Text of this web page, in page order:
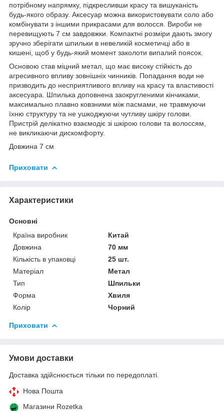
потрібному напрямку, підкресливши красу та вишуканість
будь-якого образу. Аксесуар можна використовувати соло або
комбінувати з іншими прикрасами для волосся. Вироби не
перевищують 7 см завдовжки. Компактні розміри дають змогу
зручно зберігати шпильки в невеликій косметичці або в
кишені, щоб у будь-який момент заколоти випалий поясок.
Основою став міцний метал, що має високу стійкість до
агресивного впливу зовнішніх чинників. Попадання води не
призводить до несприятливого впливу на красу та властивості
аксесуара. Шпилька доповнена заокругленими кінчиками,
максимально плавно ковзними між пасмами, не травмуючи
їхню структуру та не ушкоджуючи чутливу шкіру голови.
Пристрій делікатно взаємодіє зі шкірою голови та волоссям,
не викликаючи дискомфорту.
Довжина 7 см
Приховати
Характеристики
Основні
Країна виробник
Китай
Довжина
70 мм
Кількість в упаковці
25 шт.
Матеріал
Метал
Тип
Шпильки
Форма
Хвиля
Колір
Чорний
Приховати
Умови доставки
Доставка здійснюється тільки по передоплаті.
Нова Пошта
Магазини Rozetka